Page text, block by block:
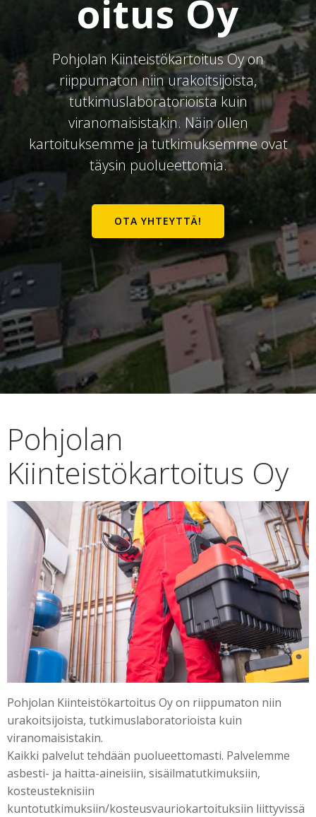
oitus Oy
Pohjolan Kiinteistökartoitus Oy on
riippumaton niin urakoitsijoista,
tutkimuslaboratorioista kuin
viranomaisistakin. Näin ollen
kartoituksemme ja tutkimuksemme ovat
täysin puolueettomia.
OTA YHTEYTTÄ!
Pohjolan
Kiinteistökartoitus Oy
Pohjolan Kiinteistökartoitus Oy on riippumaton niin
urakoitsijoista, tutkimuslaboratorioista kuin
viranomaisistakin.
Kaikki palvelut tehdään puolueettomasti. Palvelemme
asbesti- ja haitta-aineisiin, sisäilmatutkimuksiin,
kosteusteknisiin
kuntotutkimuksiin/kosteusvauriokartoituksiin liittyvissä